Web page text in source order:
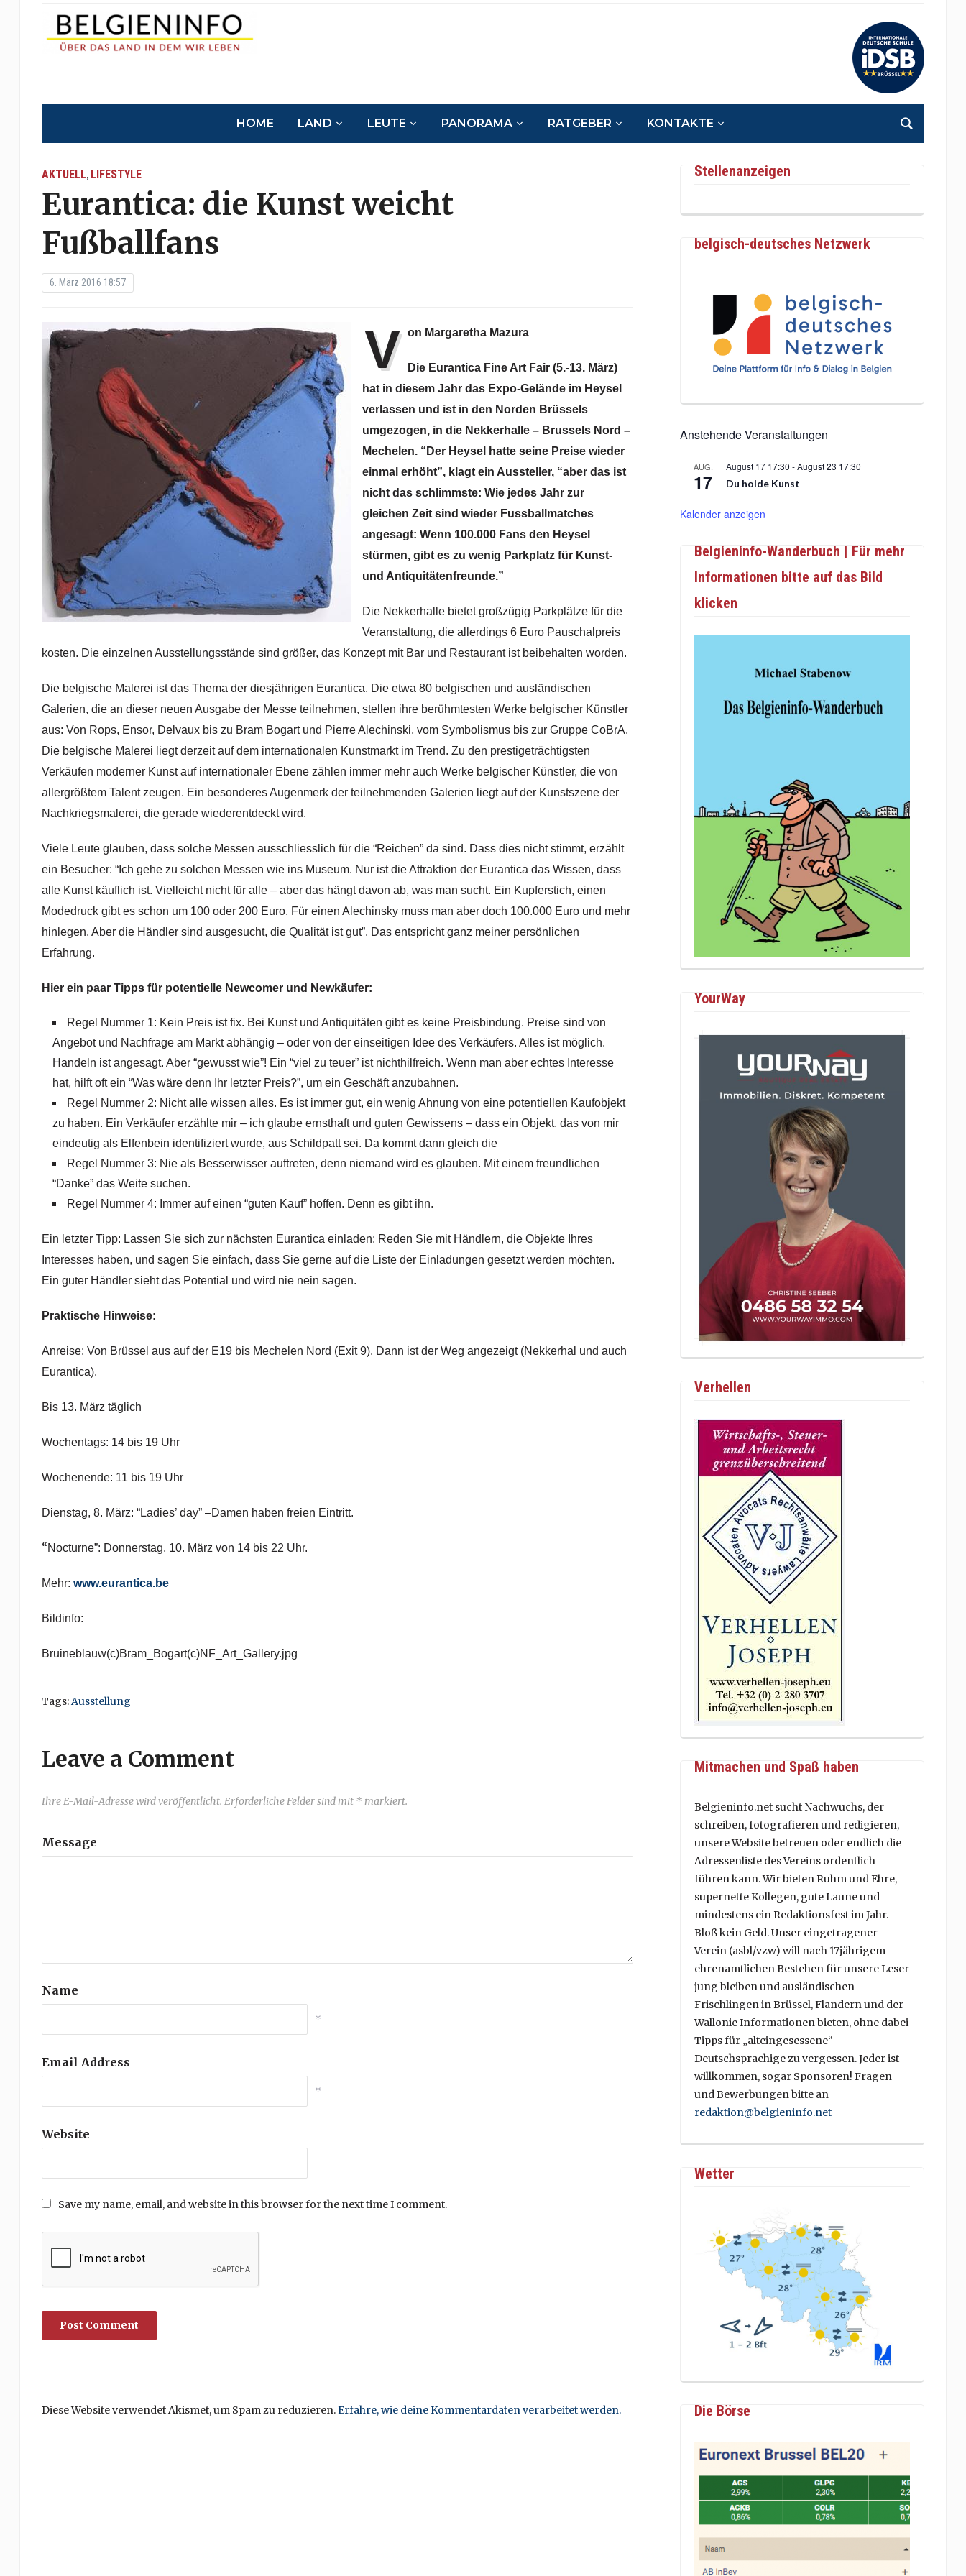
HOME LAND LEUTE PANORAMA RATGEBER KONTAKTE
AKTUELL, LIFESTYLE
Eurantica: die Kunst weicht
Fußballfans
6. März 2016 18:57
V on Margaretha Mazura
Die Eurantica Fine Art Fair (5.-13. März)
hat in diesem Jahr das Expo-Gelände im Heysel
verlassen und ist in den Norden Brüssels
umgezogen, in die Nekkerhalle – Brussels Nord –
Mechelen. “Der Heysel hatte seine Preise wieder
einmal erhöht”, klagt ein Aussteller, “aber das ist
nicht das schlimmste: Wie jedes Jahr zur
gleichen Zeit sind wieder Fussballmatches
angesagt: Wenn 100.000 Fans den Heysel
stürmen, gibt es zu wenig Parkplatz für Kunst-
und Antiquitätenfreunde.”
Die Nekkerhalle bietet großzügig Parkplätze für die
Veranstaltung, die allerdings 6 Euro Pauschalpreis
kosten. Die einzelnen Ausstellungsstände sind größer, das Konzept mit Bar und Restaurant ist beibehalten worden.
Die belgische Malerei ist das Thema der diesjährigen Eurantica. Die etwa 80 belgischen und ausländischen
Galerien, die an dieser neuen Ausgabe der Messe teilnehmen, stellen ihre berühmtesten Werke belgischer Künstler
aus: Von Rops, Ensor, Delvaux bis zu Bram Bogart und Pierre Alechinski, vom Symbolismus bis zur Gruppe CoBrA.
Die belgische Malerei liegt derzeit auf dem internationalen Kunstmarkt im Trend. Zu den prestigeträchtigsten
Verkäufen moderner Kunst auf internationaler Ebene zählen immer mehr auch Werke belgischer Künstler, die von
allergrößtem Talent zeugen. Ein besonderes Augenmerk der teilnehmenden Galerien liegt auf der Kunstszene der
Nachkriegsmalerei, die gerade wiederentdeckt wird.
Viele Leute glauben, dass solche Messen ausschliesslich für die “Reichen” da sind. Dass dies nicht stimmt, erzählt
ein Besucher: “Ich gehe zu solchen Messen wie ins Museum. Nur ist die Attraktion der Eurantica das Wissen, dass
alle Kunst käuflich ist. Vielleicht nicht für alle – aber das hängt davon ab, was man sucht. Ein Kupferstich, einen
Modedruck gibt es schon um 100 oder 200 Euro. Für einen Alechinsky muss man aber doch 100.000 Euro und mehr
hinlegen. Aber die Händler sind ausgesucht, die Qualität ist gut”. Das entspricht ganz meiner persönlichen
Erfahrung.
Hier ein paar Tipps für potentielle Newcomer und Newkäufer:
Regel Nummer 1: Kein Preis ist fix. Bei Kunst und Antiquitäten gibt es keine Preisbindung. Preise sind von
Angebot und Nachfrage am Markt abhängig – oder von der einseitigen Idee des Verkäufers. Alles ist möglich.
Handeln ist angesagt. Aber “gewusst wie”! Ein “viel zu teuer” ist nichthilfreich. Wenn man aber echtes Interesse
hat, hilft oft ein “Was wäre denn Ihr letzter Preis?”, um ein Geschäft anzubahnen.
Regel Nummer 2: Nicht alle wissen alles. Es ist immer gut, ein wenig Ahnung von eine potentiellen Kaufobjekt
zu haben. Ein Verkäufer erzählte mir – ich glaube ernsthaft und guten Gewissens – dass ein Objekt, das von mir
eindeutig als Elfenbein identifiziert wurde, aus Schildpatt sei. Da kommt dann gleich die
Regel Nummer 3: Nie als Besserwisser auftreten, denn niemand wird es glauben. Mit einem freundlichen
“Danke” das Weite suchen.
Regel Nummer 4: Immer auf einen “guten Kauf” hoffen. Denn es gibt ihn.
Ein letzter Tipp: Lassen Sie sich zur nächsten Eurantica einladen: Reden Sie mit Händlern, die Objekte Ihres
Interesses haben, und sagen Sie einfach, dass Sie gerne auf die Liste der Einladungen gesetzt werden möchten.
Ein guter Händler sieht das Potential und wird nie nein sagen.
Praktische Hinweise:
Anreise: Von Brüssel aus auf der E19 bis Mechelen Nord (Exit 9). Dann ist der Weg angezeigt (Nekkerhal und auch
Eurantica).
Bis 13. März täglich
Wochentags: 14 bis 19 Uhr
Wochenende: 11 bis 19 Uhr
Dienstag, 8. März: “Ladies’ day” –Damen haben freien Eintritt.
“Nocturne”: Donnerstag, 10. März von 14 bis 22 Uhr.
Mehr: www.eurantica.be
Bildinfo:
Bruineblauw(c)Bram_Bogart(c)NF_Art_Gallery.jpg
Tags:Ausstellung
Leave a Comment
Ihre E-Mail-Adresse wird veröffentlicht. Erforderliche Felder sind mit * markiert.
Message
Name
*
Email Address
*
Website
Save my name, email, and website in this browser for the next time I comment.
Diese Website verwendet Akismet, um Spam zu reduzieren.Erfahre, wie deine Kommentardaten verarbeitet werden.
Stellenanzeigen
belgisch-deutsches Netzwerk
Anstehende Veranstaltungen
AUG.
17
August 17 17:30 -August 23 17:30
Du holde Kunst
Kalender anzeigen
Belgieninfo-Wanderbuch | Für mehr
Informationen bitte auf das Bild
klicken
YourWay
Verhellen
Mitmachen und Spaß haben
Belgieninfo.net sucht Nachwuchs, der
schreiben, fotografieren und redigieren,
unsere Website betreuen oder endlich die
Adressenliste des Vereins ordentlich
führen kann. Wir bieten Ruhm und Ehre,
supernette Kollegen, gute Laune und
mindestens ein Redaktionsfest im Jahr.
Bloß kein Geld. Unser eingetragener
Verein (asbl/vzw) will nach 17jährigem
ehrenamtlichen Bestehen für unsere Leser
jung bleiben und ausländischen
Frischlingen in Brüssel, Flandern und der
Wallonie Informationen bieten, ohne dabei
Tipps für „alteingesessene“
Deutschsprachige zu vergessen. Jeder ist
willkommen, sogar Sponsoren! Fragen
und Bewerbungen bitte an
redaktion@belgieninfo.net
Wetter
Die Börse